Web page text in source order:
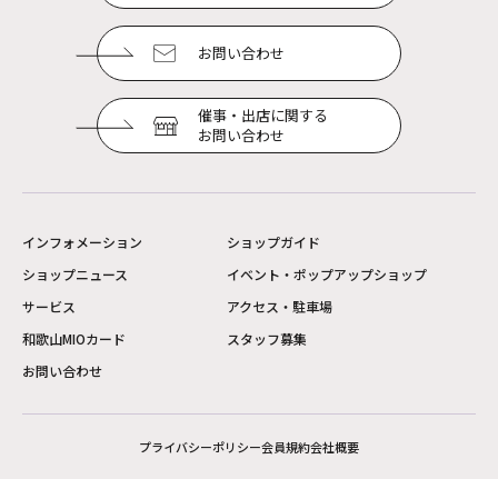
お問い合わせ
催事・出店に関する
お問い合わせ
インフォメーション
ショップガイド
ショップニュース
イベント・ポップアップショップ
サービス
アクセス・駐車場
和歌山MIOカード
スタッフ募集
お問い合わせ
プライバシーポリシー会員規約会社概要